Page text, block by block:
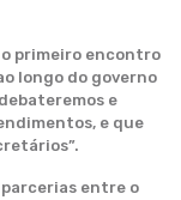
o primeiro encontro
longo do governo
e
e que
entre o